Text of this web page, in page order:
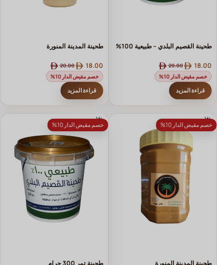
طحينة القصيم البلدي – طبيعية 100%
20.00 18.00
خصم مقيض الدار 10%
قراءة المزيد
طحينة المدينة المنورة
20.00 18.00
خصم مقيض الدار 10%
قراءة المزيد
خصم مقيض الدار 10%
نفذ
طحينة المدينة المنورة
خصم مقيض الدار 10%
نفذ
طحينة تمر 300 جرام